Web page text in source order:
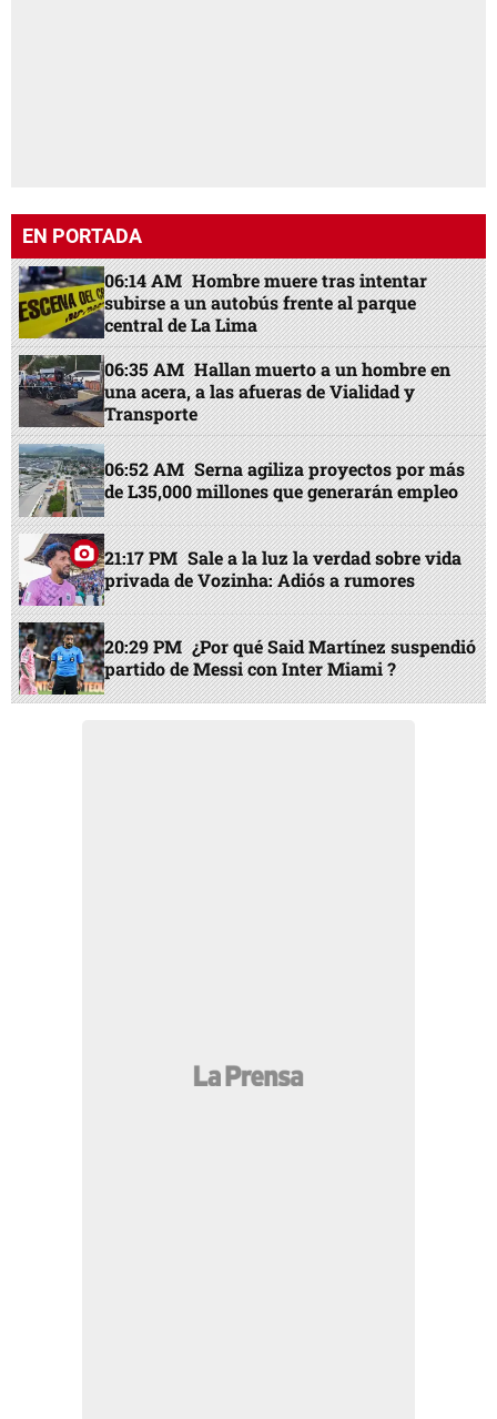
EN PORTADA
06:14 AM Hombre muere tras intentar
subirse a un autobús frente al parque
central de La Lima
06:35 AM Hallan muerto a un hombre en
una acera, a las afueras de Vialidad y
Transporte
06:52 AM Serna agiliza proyectos por más
de L35,000 millones que generarán empleo
21:17 PM Sale a la luz la verdad sobre vida
privada de Vozinha: Adiós a rumores
20:29 PM ¿Por qué Said Martínez suspendió
partido de Messi con Inter Miami ?